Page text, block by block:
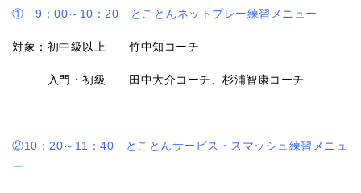
① 9：00～10：20 とことんネットプレー練習メニュー
対象：初中級以上 竹中知コーチ
入門・初級 田中大介コーチ、杉浦智康コーチ
②10：20～11：40 とことんサービス・スマッシュ練習メニュ
ー